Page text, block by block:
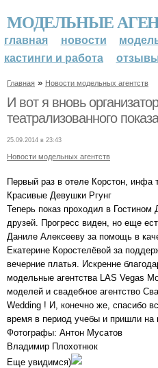
МОДЕЛЬНЫЕ
главная новости
кастинги и работа
Главная » Новости модельных агентств
И вот я вновь
театрализованного
25.09.2014 в 23:43
Новости модельных агентств
Первый раз в отеле Корстон, инфа
Красивые Девушки Ргунг
Теперь показ проходил в
друзей. Прогресс виден, но еще
Даниле Алексееву за помощь в
Екатерине Коростелёвой за
вечерние платья. Искренне
модельные агентства LAS Vegas
моделей и свадебное агентство
Wedding ! И, конечно же, спасибо
время в период учебы и пришли на
Фотографы: Антон Мусатов
Владимир Плохотнюк
Еще увидимся)